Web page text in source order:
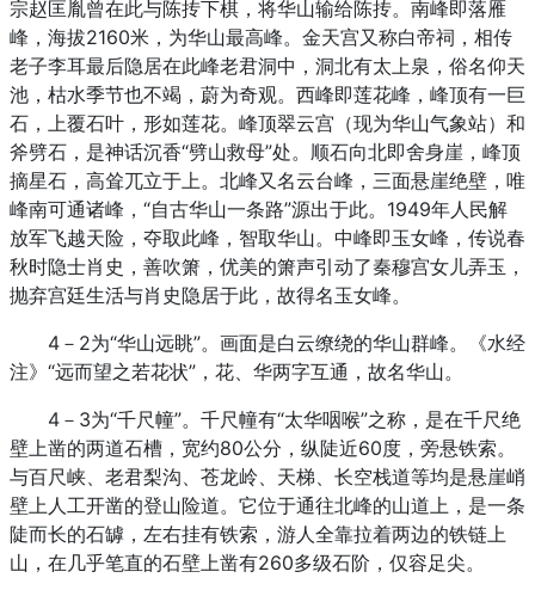
宗赵匡胤曾在此与陈抟下棋，将华山输给陈抟。南峰即落雁
峰，海拔2160米，为华山最高峰。金天宫又称白帝祠，相传
老子李耳最后隐居在此峰老君洞中，洞北有太上泉，俗名仰天
池，枯水季节也不竭，蔚为奇观。西峰即莲花峰，峰顶有一巨
石，上覆石叶，形如莲花。峰顶翠云宫（现为华山气象站）和
斧劈石，是神话沉香“劈山救母”处。顺石向北即舍身崖，峰顶
摘星石，高耸兀立于上。北峰又名云台峰，三面悬崖绝壁，唯
峰南可通诸峰，“自古华山一条路”源出于此。1949年人民解
放军飞越天险，夺取此峰，智取华山。中峰即玉女峰，传说春
秋时隐士肖史，善吹箫，优美的箫声引动了秦穆宫女儿弄玉，
抛弃宫廷生活与肖史隐居于此，故得名玉女峰。
4－2为“华山远眺”。画面是白云缭绕的华山群峰。《水经
注》“远而望之若花状”，花、华两字互通，故名华山。
4－3为“千尺幢”。千尺幢有“太华咽喉”之称，是在千尺绝
壁上凿的两道石槽，宽约80公分，纵陡近60度，旁悬铁索。
与百尺峡、老君梨沟、苍龙岭、天梯、长空栈道等均是悬崖峭
壁上人工开凿的登山险道。它位于通往北峰的山道上，是一条
陡而长的石罅，左右挂有铁索，游人全靠拉着两边的铁链上
山，在几乎笔直的石壁上凿有260多级石阶，仅容足尖。